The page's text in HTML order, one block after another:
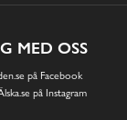
MED OSS
på Facebook
på Instagram